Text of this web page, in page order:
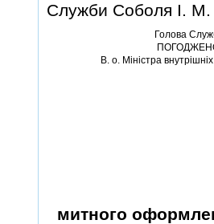
Служби Соболя I. М.
Голова
В. о. Мiнiстра внутрiшнiх
митного